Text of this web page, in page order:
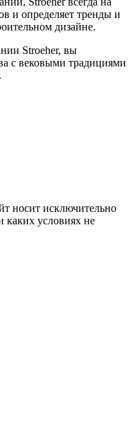
и определяет тренды и
дизайне.
Stroeher, вы
с вековыми традициями
носит исключительно
условиях не